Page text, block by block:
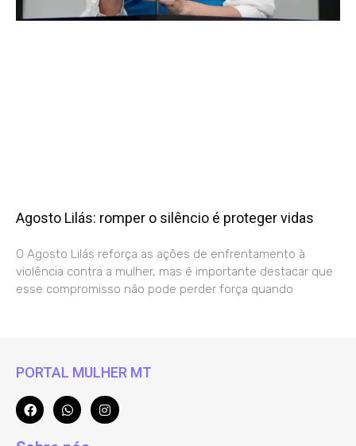
Agosto Lilás: romper o silêncio é proteger vidas
O Agosto Lilás reforça as ações de enfrentamento à
violência contra a mulher, mas é importante destacar que
esse compromisso não pode perder força quando
PORTAL MULHER MT